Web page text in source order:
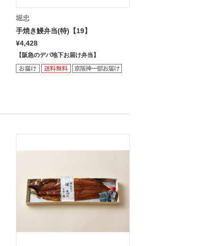
堀忠
手焼き鰻弁当(特)【19】
¥4,428
【阪急のデパ地下お届け弁当】